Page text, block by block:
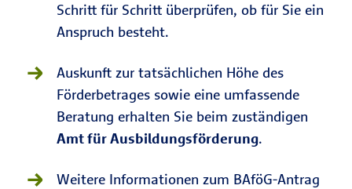
Schritt für Schritt überprüfen, ob für Sie ein
Anspruch besteht.
Auskunft zur tatsächlichen Höhe des
Förderbetrages sowie eine umfassende
Beratung erhalten Sie beim zuständigen
Amt für Ausbildungsförderung.
Weitere Informationen zum BAföG-Antrag